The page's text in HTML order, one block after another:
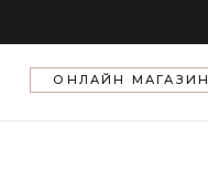
ОНЛАЙН МАГАЗИН